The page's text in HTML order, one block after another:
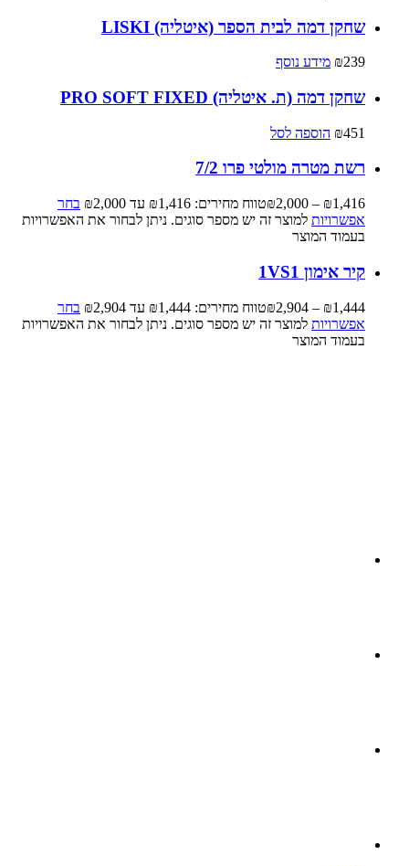
שחקן דמה לבית הספר (איטליה) LISKI
₪239 מידע נוסף
שחקן דמה (ת. איטליה) PRO SOFT FIXED
₪451 הוספה לסל
רשת מטרה מולטי פרו 7/2
₪1,416
–
₪2,000 טווח מחירים: ⁦₪1,416⁩ עד ⁦₪2,000⁩
בחר
אפשרויות למוצר זה יש מספר סוגים. ניתן לבחור את האפשרויות
בעמוד המוצר
קיר אימון 1VS1
₪1,444
–
₪2,904 טווח מחירים: ⁦₪1,444⁩ עד ⁦₪2,904⁩
בחר
אפשרויות למוצר זה יש מספר סוגים. ניתן לבחור את האפשרויות
בעמוד המוצר